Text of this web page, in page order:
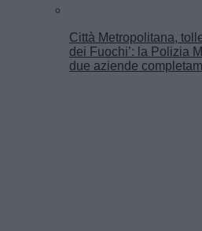
Città Metropolitana,
dei Fuochi’: la Polizia
due aziende